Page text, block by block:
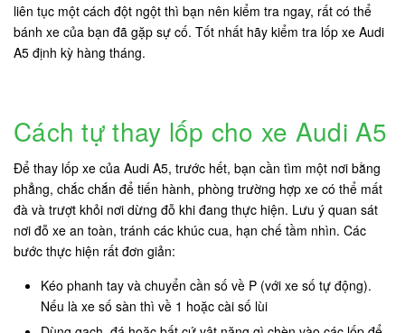
liên tục một cách đột ngột thì bạn nên kiểm tra ngay, rất có thể
bánh xe của bạn đã gặp sự cố. Tốt nhất hãy kiểm tra lốp xe Audi
A5 định kỳ hàng tháng.
Cách tự thay lốp cho xe Audi A5
Để thay lốp xe của Audi A5, trước hết, bạn cần tìm một nơi bằng
phẳng, chắc chắn để tiến hành, phòng trường hợp xe có thể mất
đà và trượt khỏi nơi dừng đỗ khi đang thực hiện. Lưu ý quan sát
nơi đỗ xe an toàn, tránh các khúc cua, hạn chế tầm nhìn. Các
bước thực hiện rất đơn giản:
Kéo phanh tay và chuyển cần số về P (với xe số tự động).
Nếu là xe số sàn thì về 1 hoặc cài số lùi